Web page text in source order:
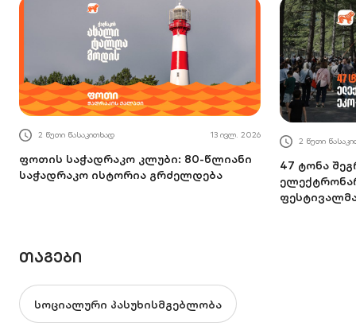
2 წუთი წასაკითხად 13 ივლ. 2026
ფოთის საჭადრაკო კლუბი: 80-წლიანი
საჭადრაკო ისტორია გრძელდება
2 წუთი
47 ტონა
ᲗᲐᲒᲔᲑᲘ
სოციალური პასუხისმგებლობა